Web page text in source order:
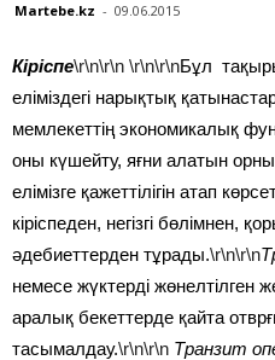
Martebe.kz - 09.06.2015
Кіріспе\r\n\r\n \r\n\r\nБұл
еліміздегі нарықтық
мемлекеттің экономикалық
оны күшейту, яғни алатын
елімізге қажеттілігін атап
кіріспеден, негізгі бөлімнен,
әдебиеттерден тұрады.\r\n\r\n
немесе жүктерді жөнелтілген
аралық бекеттерде қайта
тасымалдау.\r\n\r\n Транзит